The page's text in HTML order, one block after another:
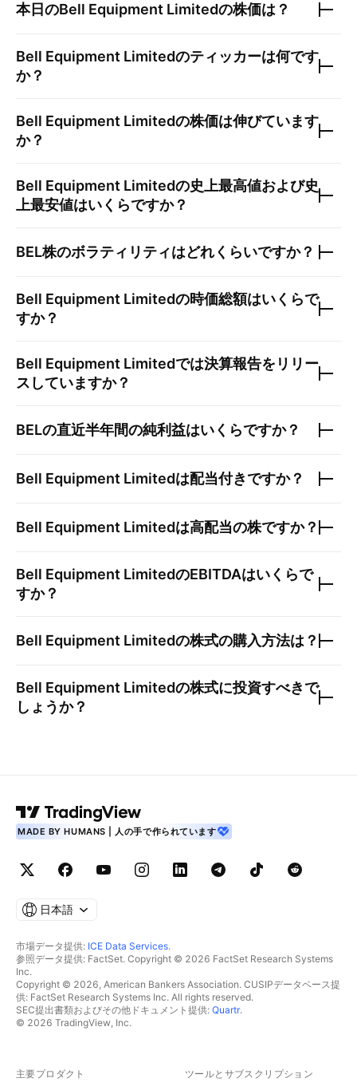
本日のBell Equipment Limitedの株価は？
Bell Equipment Limitedのティッカーは何です
か？
Bell Equipment Limitedの株価は伸びています
か？
Bell Equipment Limitedの史上最高値および史
上最安値はいくらですか？
BEL株のボラティリティはどれくらいですか？
Bell Equipment Limitedの時価総額はいくらで
すか？
Bell Equipment Limitedでは決算報告をリリー
スしていますか？
BELの直近半年間の純利益はいくらですか？
Bell Equipment Limitedは配当付きですか？
Bell Equipment Limitedは高配当の株ですか？
Bell Equipment LimitedのEBITDAはいくらで
すか？
Bell Equipment Limitedの株式の購入方法は？
Bell Equipment Limitedの株式に投資すべきで
しょうか？
MADE BY HUMANS | 人の手で作られています
日本語
市場データ提供: ICE Data Services.
参照データ提供: FactSet. Copyright © 2026 FactSet Research Systems
Inc.
Copyright © 2026, American Bankers Association. CUSIPデータベース提
供: FactSet Research Systems Inc. All rights reserved.
SEC提出書類およびその他ドキュメント提供: Quartr.
© 2026 TradingView, Inc.
主要プロダクト ツールとサブスクリプション